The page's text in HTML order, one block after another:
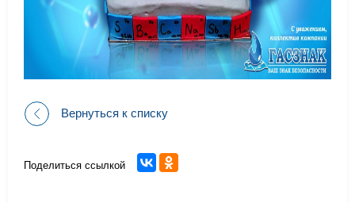
Вернуться к списку
Поделиться ссылкой